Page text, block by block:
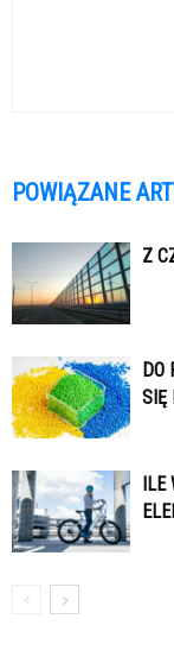
POWIĄZANE
Z
DO
SIĘ
ILE